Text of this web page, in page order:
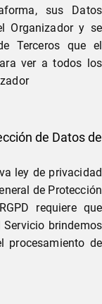
sus Datos
Organizador y se
Terceros que el
ver a todos los
de Datos de
ley de privacidad
de Protección
requiere que
Servicio brindemos
procesamiento de